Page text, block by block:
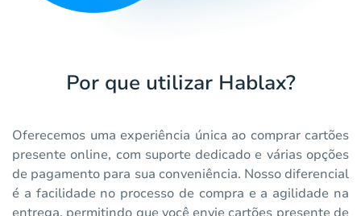
Por que utilizar Hablax?
Oferecemos uma experiência única ao comprar cartões
presente online, com suporte dedicado e várias opções
de pagamento para sua conveniência. Nosso diferencial
é a facilidade no processo de compra e a agilidade na